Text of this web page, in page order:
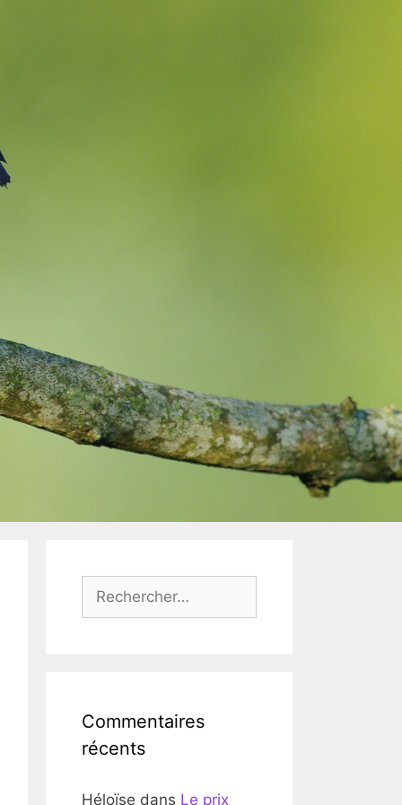
Commentaires
récents
Héloïse dans Le prix